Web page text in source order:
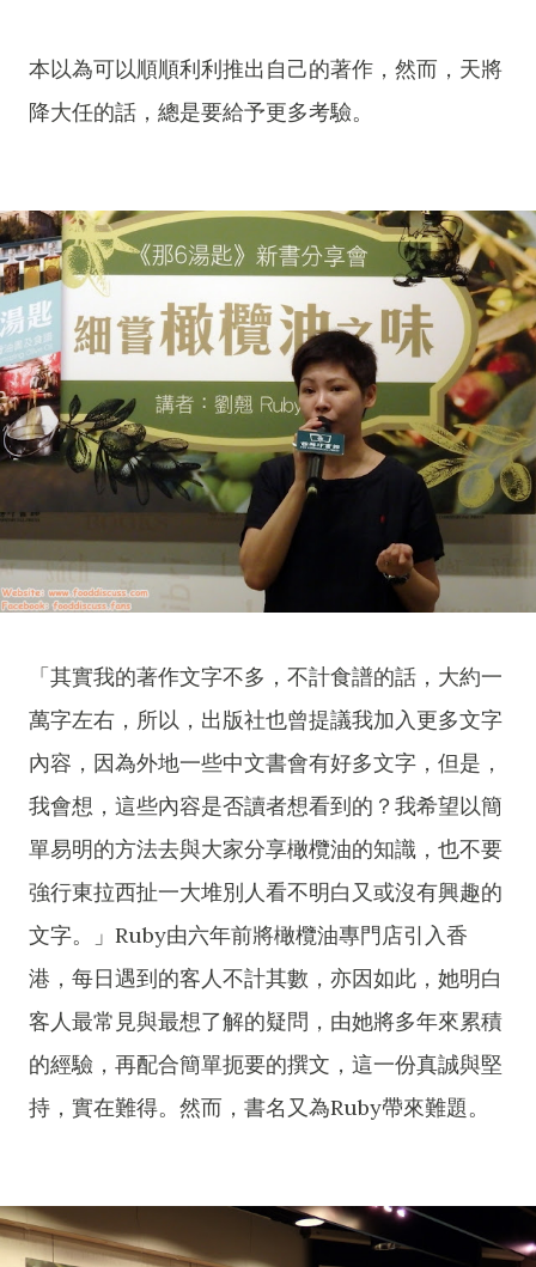
本以為可以順順利利推出自己的著作，然而，天將
降大任的話，總是要給予更多考驗。
「其實我的著作文字不多，不計食譜的話，大約一
萬字左右，所以，出版社也曾提議我加入更多文字
內容，因為外地一些中文書會有好多文字，但是，
我會想，這些內容是否讀者想看到的？我希望以簡
單易明的方法去與大家分享橄欖油的知識，也不要
強行東拉西扯一大堆別人看不明白又或沒有興趣的
文字。」Ruby由六年前將橄欖油專門店引入香
港，每日遇到的客人不計其數，亦因如此，她明白
客人最常見與最想了解的疑問，由她將多年來累積
的經驗，再配合簡單扼要的撰文，這一份真誠與堅
持，實在難得。然而，書名又為Ruby帶來難題。